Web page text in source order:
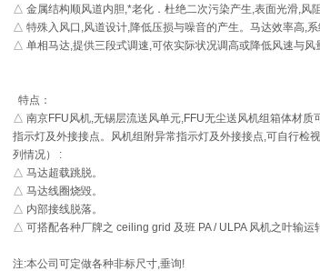
△ 金属结构顺风道内胆,*老化．杜绝二次污染产生,表面光滑,风
△ 特殊入风口,风道设计,降低压损与噪音的产生。马达效率高,系
△ 单相马达,提供三段式调速,可依实际状况调高或降低风速与风
特点：
△ 南京FFU风机,无锡层流送风单元,FFU无尘送风机组箱体材
指示灯及外接接点。风机组附异常指示灯及外接接点,可自行检
列情况） :
△ 马达超载跳脱。
△ 马达线圈烧毀。
△ 内部接线脱落。
△ 可搭配各种厂牌之 ceiling grid 及班 PA / ULPA 风机之叶输运
注:本公司可定做各种非标尺寸,垂询!